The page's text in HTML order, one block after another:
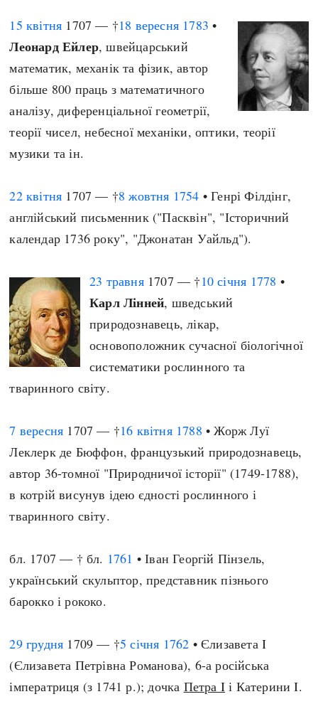
15 квітня 1707 — †18 вересня 1783 •
Леонард Ейлер, швейцарський
математик, механік та фізик, автор
більше 800 праць з математичного
аналізу, диференціальної геометрії,
теорії чисел, небесної механіки, оптики, теорії
музики та ін.
22 квітня 1707 — †8 жовтня 1754 • Генрі Філдінг,
англійський письменник ("Пасквін", "Історичний
календар 1736 року", "Джонатан Уайльд").
23 травня1707 — †10 січня 1778 •
Карл Лінней, шведський
природознавець, лікар,
основоположник сучасної біологічної
систематики рослинного та
тваринного світу.
7 вересня 1707 — †16 квітня 1788 • Жорж Луї
Леклерк де Бюффон, французький природознавець,
автор 36-томної "Природничої історії" (1749-1788),
в котрій висунув ідею єдності рослинного і
тваринного світу.
бл. 1707 — † бл. 1761 • Іван Георгій Пінзель,
український скульптор, представник пізнього
барокко і рококо.
29 грудня 1709 — †5 січня 1762 • Єлизавета I
(Єлизавета Петрівна Романова), 6-а російська
імператриця (з 1741 р.); дочка Петра I і Катерини I.